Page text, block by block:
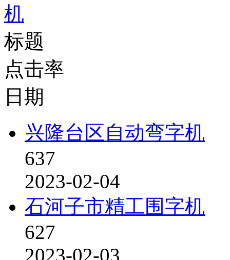
机
标题
点击率
日期
兴隆台区自动弯字机
637
2023-02-04
石河子市精工围字机
627
2023-02-03